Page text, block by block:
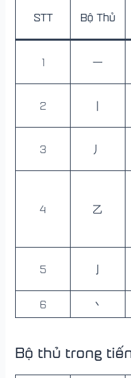
STT Bộ Thủ
1 一
2 丨
3 丿
4 乙
5 亅
6
丶
Bộ thủ trong